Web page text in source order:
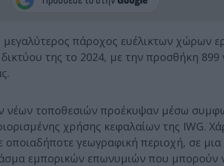
πάροχος ευέλικτων χώρων
της το 2024, με την προσθήκη 899
νέων τοποθεσιών προέκυψαν μέσω
χρήσης κεφαλαίων της IWG.
οποιαδήποτε γεωγραφική περιοχή, σε
εμπορικών επωνυμιών που